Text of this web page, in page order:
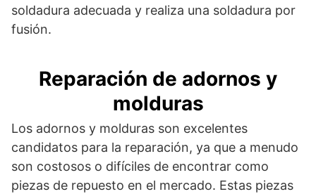
soldadura adecuada y realiza una soldadura por
fusión.
Reparación de adornos y
molduras
Los adornos y molduras son excelentes
candidatos para la reparación, ya que a menudo
son costosos o difíciles de encontrar como
piezas de repuesto en el mercado. Estas piezas